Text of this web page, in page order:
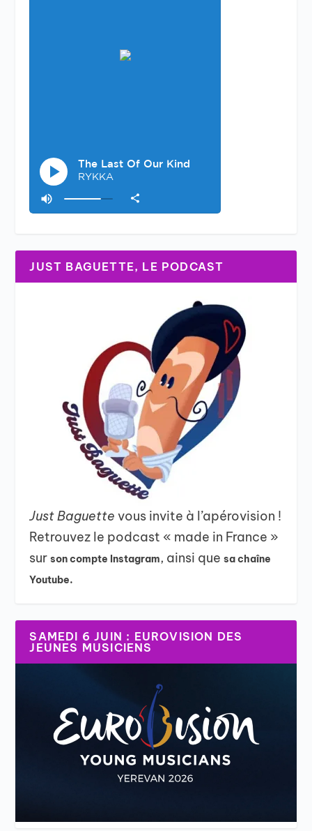
JUST BAGUETTE, LE PODCAST
Just Baguettevous invite à l’apérovision !
Retrouvez le podcast « made in France »
surson compte Instagram, ainsi quesa chaîne
Youtube.
SAMEDI 6 JUIN : EUROVISION DES
JEUNES MUSICIENS